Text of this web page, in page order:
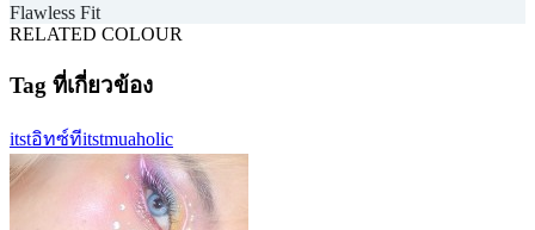
Flawless Fit
RELATED COLOUR
Tag ที่เกี่ยวข้อง
itstอิทซ์ทีitstmuaholic